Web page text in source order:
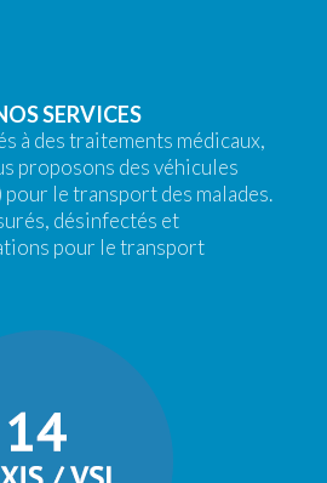
SERVICES
à des traitements médicaux,
proposons des véhicules
le transport des malades.
désinfectés et
pour le transport